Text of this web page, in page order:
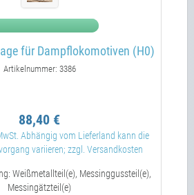
für Dampflokomotiven (H0)
Artikelnummer: 3386
88,40 €
Abhängig vom Lieferland kann die
variieren; zzgl. Versandkosten
Weißmetallteil(e), Messinggussteil(e),
Messingätzteil(e)